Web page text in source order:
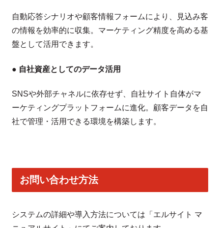
自動応答シナリオや顧客情報フォームにより、見込み客
の情報を効率的に収集。マーケティング精度を高める基
盤として活用できます。
● 自社資産としてのデータ活用
SNSや外部チャネルに依存せず、自社サイト自体がマ
ーケティングプラットフォームに進化。顧客データを自
社で管理・活用できる環境を構築します。
お問い合わせ方法
システムの詳細や導入方法については「エルサイト マ